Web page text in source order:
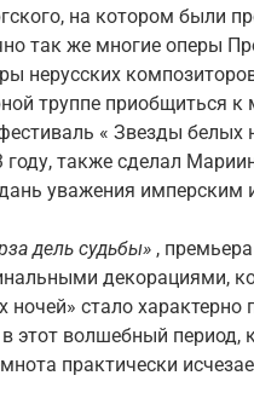
на котором были
так же многие оперы
нерусских
труппе приобщиться
« Звезды белых
году, также сделал
уважения имперским
дель судьбы» ,
декорациями,
ночей» стало
этот волшебный период,
практически